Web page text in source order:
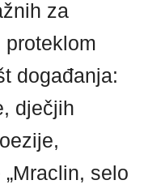
za
događanja:
dječjih
selo